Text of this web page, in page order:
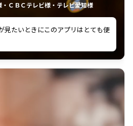
ＣＢＣテレビ様・テレビ愛知様
しろ番組が視聴可能地域外からも見
ント
いただいております！